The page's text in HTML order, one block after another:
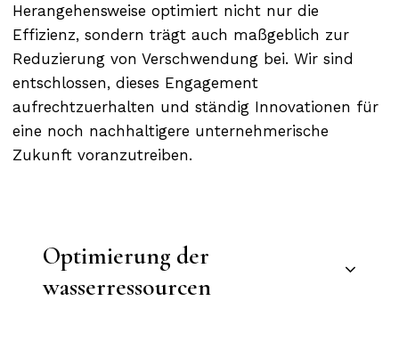
Herangehensweise optimiert nicht nur die
Effizienz, sondern trägt auch maßgeblich zur
Reduzierung von Verschwendung bei. Wir sind
entschlossen, dieses Engagement
aufrechtzuerhalten und ständig Innovationen für
eine noch nachhaltigere unternehmerische
Zukunft voranzutreiben.
Optimierung der
wasserressourcen